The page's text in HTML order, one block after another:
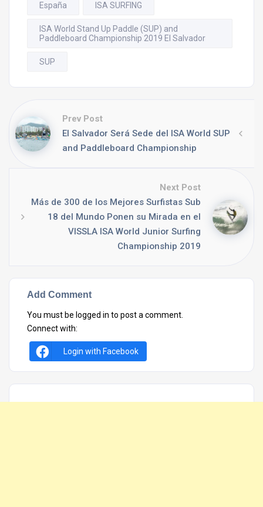
España ISA SURFING
ISA World Stand Up Paddle (SUP) and
Paddleboard Championship 2019 El Salvador
SUP
Prev Post
El Salvador Será Sede del ISA World SUP
and Paddleboard Championship
Next Post
Más de 300 de los Mejores Surfistas Sub
18 del Mundo Ponen su Mirada en el
VISSLA ISA World Junior Surfing
Championship 2019
Add Comment
You must be logged in to post a comment.
Connect with:
Login with Facebook